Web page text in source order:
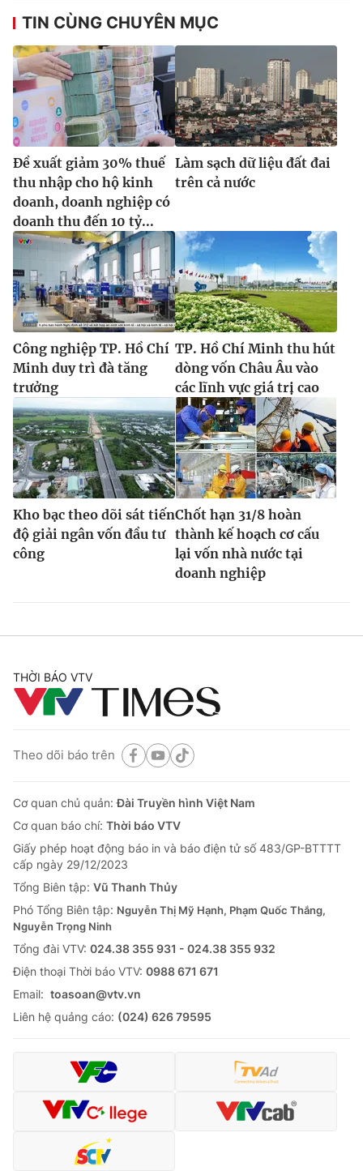
TIN CÙNG CHUYÊN MỤC
Đề xuất giảm 30% thuế
thu nhập cho hộ kinh
doanh, doanh nghiệp có
doanh thu đến 10 tỷ...
Làm sạch dữ liệu đất đai
trên cả nước
Công nghiệp TP. Hồ Chí
Minh duy trì đà tăng
trưởng
TP. Hồ Chí Minh thu hút
dòng vốn Châu Âu vào
các lĩnh vực giá trị cao
Kho bạc theo dõi sát tiến
độ giải ngân vốn đầu tư
công
Chốt hạn 31/8 hoàn
thành kế hoạch cơ cấu
lại vốn nhà nước tại
doanh nghiệp
THỜI BÁO VTV
Theo dõi báo trên
Cơ quan chủ quản:Đài Truyền hình Việt Nam
Cơ quan báo chí: Thời báo VTV
Giấy phép hoạt động báo in và báo điện tử số 483/GP-BTTTT
cấp ngày 29/12/2023
Tổng Biên tập: Vũ Thanh Thủy
Phó Tổng Biên tập: Nguyễn Thị Mỹ Hạnh, Phạm Quốc Thắng,
Nguyễn Trọng Ninh
Tổng đài VTV: 024.38 355 931 - 024.38 355 932
Ðiện thoại Thời báo VTV: 0988 671 671
Email: toasoan@vtv.vn
Liên hệ quảng cáo: (024) 626 79595